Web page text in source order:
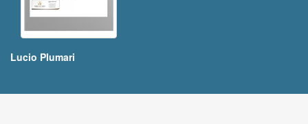
Lucio Plumari